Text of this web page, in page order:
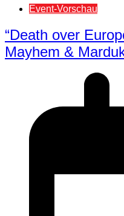
Event-Vorschau
“Death over
Mayhem &